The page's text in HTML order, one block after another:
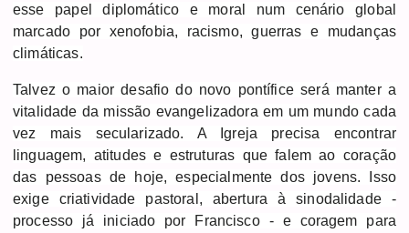
esse papel diplomático e moral num cenário global
marcado por xenofobia, racismo, guerras e mudanças
climáticas.
Talvez o maior desafio do novo pontífice será manter a
vitalidade da missão evangelizadora em um mundo cada
vez mais secularizado. A Igreja precisa encontrar
linguagem, atitudes e estruturas que falem ao coração
das pessoas de hoje, especialmente dos jovens. Isso
exige criatividade pastoral, abertura à sinodalidade -
processo já iniciado por Francisco - e coragem para